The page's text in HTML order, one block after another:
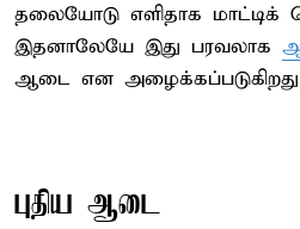
தலையோடு எளிதாக மாட்டிக்
இதனாலேயே இது பரவலாக
ஆடை என
புதிய ஆடை